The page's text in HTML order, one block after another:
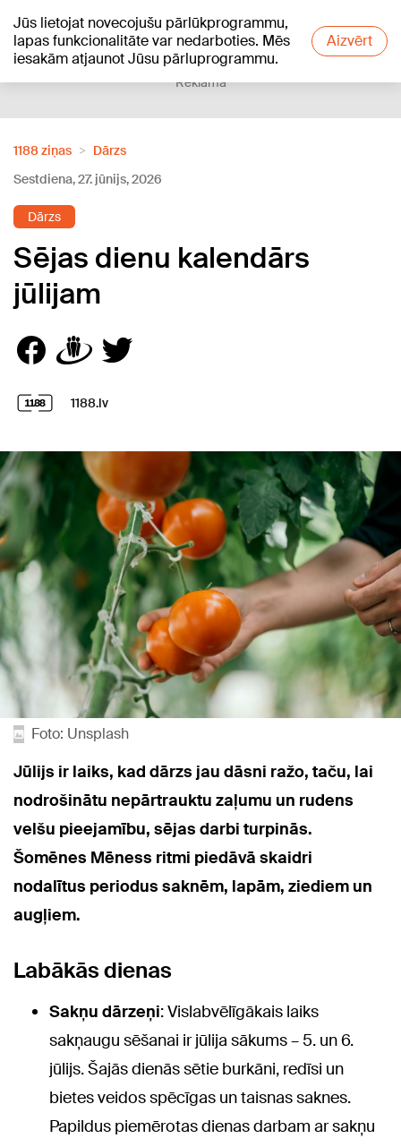
Jūs lietojat novecojušu pārlūkprogrammu,
lapas funkcionalitāte var nedarboties. Mēs
iesakām atjaunot Jūsu pārluprogrammu.
Aizvērt
+18°C
Reklāma
1188 ziņas
Dārzs
Sestdiena, 27. jūnijs, 2026
Dārzs
Sējas dienu kalendārs
jūlijam
1188.lv
Foto: Unsplash
Jūlijs ir laiks, kad dārzs jau dāsni ražo, taču, lai
nodrošinātu nepārtrauktu zaļumu un rudens
velšu pieejamību, sējas darbi turpinās.
Šomēnes Mēness ritmi piedāvā skaidri
nodalītus periodus saknēm, lapām, ziediem un
augļiem.
Labākās dienas
Sakņu dārzeņi: Vislabvēlīgākais laiks
sakņaugu sēšanai ir jūlija sākums – 5. un 6.
jūlijs. Šajās dienās sētie burkāni, redīsi un
bietes veidos spēcīgas un taisnas saknes.
Papildus piemērotas dienas darbam ar sakņu